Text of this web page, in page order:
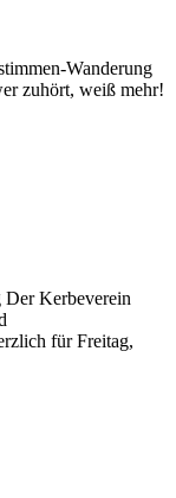
Wanderung
zuhört, weiß mehr!
Der Kerbeverein
für Freitag,